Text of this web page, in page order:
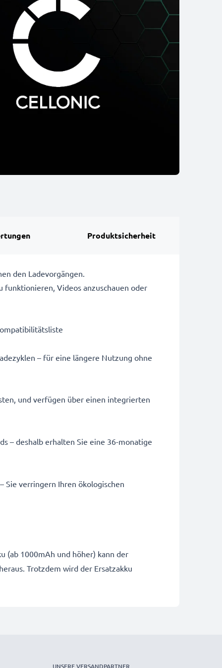
Produktsicherheit
den Ladevorgängen.
funktionieren, Videos anzuschauen oder
– für eine längere Nutzung ohne
und verfügen über einen integrierten
– deshalb erhalten Sie eine 36-monatige
Sie verringern Ihren ökologischen
(ab 1000mAh und höher) kann der
Trotzdem wird der Ersatzakku
UNSERE VERSANDPARTNER